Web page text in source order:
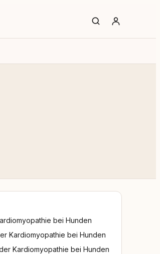
bei Hunden
Kardiomyopathie bei Hunden
Kardiomyopathie bei Hunden